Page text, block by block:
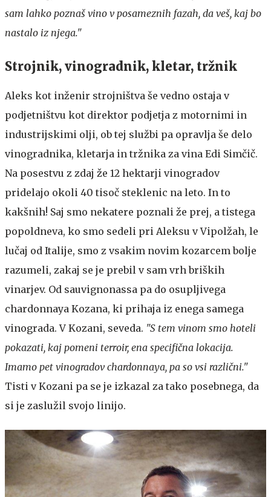
sam lahko poznaš vino v posameznih fazah, da veš, kaj bo
nastalo iz njega."
Strojnik, vinogradnik, kletar, tržnik
Aleks kot inženir strojništva še vedno ostaja v
podjetništvu kot direktor podjetja z motornimi in
industrijskimi olji, ob tej službi pa opravlja še delo
vinogradnika, kletarja in tržnika za vina Edi Simčič.
Na posestvu z zdaj že 12 hektarji vinogradov
pridelajo okoli 40 tisoč steklenic na leto. In to
kakšnih! Saj smo nekatere poznali že prej, a tistega
popoldneva, ko smo sedeli pri Aleksu v Vipolžah, le
lučaj od Italije, smo z vsakim novim kozarcem bolje
razumeli, zakaj se je prebil v sam vrh briških
vinarjev. Od sauvignonassa pa do osupljivega
chardonnaya Kozana, ki prihaja iz enega samega
vinograda. V Kozani, seveda. "S tem vinom smo hoteli
pokazati, kaj pomeni terroir, ena specifična lokacija.
Imamo pet vinogradov chardonnaya, pa so vsi različni."
Tisti v Kozani pa se je izkazal za tako posebnega, da
si je zaslužil svojo linijo.